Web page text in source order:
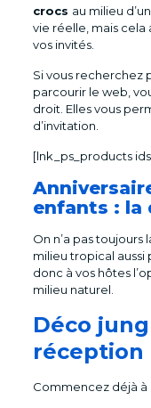
crocs au milieu
vie réelle, mais cela
vos invités.
Si vous recherchez
parcourir le web,
droit. Elles vous
d’invitation.
[lnk_ps_products
enfants : la
On n’a pas
milieu tropical aussi
donc à vos hôtes
milieu naturel.
Déco
réception
Commencez déjà à